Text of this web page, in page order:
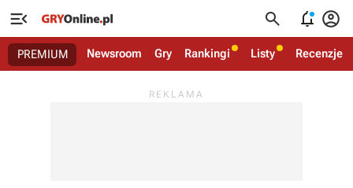
   
PREMIUM Newsroom Gry Rankingi Listy Recenzje